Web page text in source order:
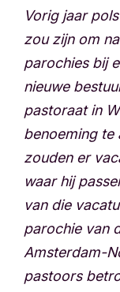
Vorig jaar
zou zijn om na
parochies bij
nieuwe
pastoraat in
benoeming te
zouden er
waar hij
van die
parochie van
Amsterdam-
pastoors